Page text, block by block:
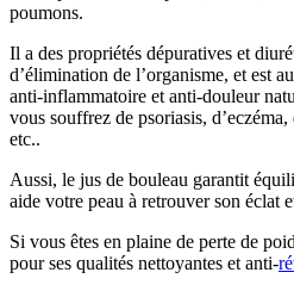
poumons.
Il a des propriétés dépuratives et
d’élimination de l’organisme, et est
anti-inflammatoire et anti-douleur
vous souffrez de psoriasis,
etc..
Aussi, le jus de bouleau garantit
aide votre peau à retrouver son éclat
Si vous êtes en plaine de perte de
pour ses qualités nettoyantes et anti-